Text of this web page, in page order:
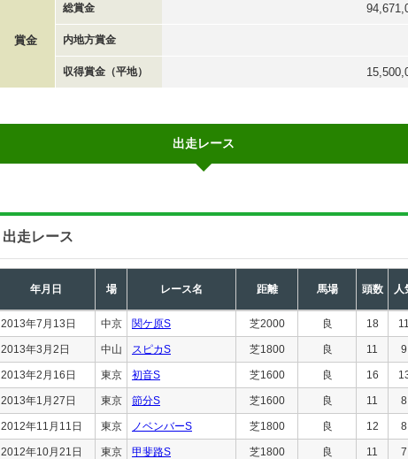
賞金
総賞金
内地方賞金
収得賞金（平地）
出走レース
出走レース
年月日 場 レース名 距離 馬場 頭数 人
2013年7月13日 中京 関ケ原S 芝2000 良 18 11
2013年3月2日 中山 スピカS 芝1800 良 11 9
2013年2月16日 東京 初音S 芝1600 良 16
2013年1月27日 東京 節分S 芝1600 良 11 8
2012年11月11日 東京 ノベンバーS 芝1800 良 12 8
2012年10月21日 東京 甲斐路S 芝1800 良 11 7